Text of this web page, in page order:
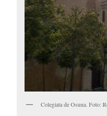
Colegiata de Osuna. Foto: